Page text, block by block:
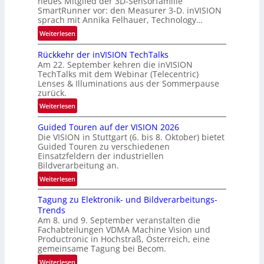
-
R
u
n
d
e
w
s
‘
SmartRunner vor: den Measurer 3-D. inVISION
sprach mit Annika Felhauer, Technology…
Weiterlesen:
U
n
b
e
g
r
e
z
t
e
M
ö
g
l
c
h
k
e
Rückkehr der inVISION TechTalks
Am 22. September kehren die inVISION
TechTalks mit dem Webinar (Telecentric)
Lenses & Illuminations aus der Sommerpause
zurück.
Weiterlesen:
R
ü
c
k
k
e
h
e
r
i
n
V
Guided Touren auf der VISION 2026
Die VISION in Stuttgart (6. bis 8. Oktober) bietet
Guided Touren zu verschiedenen
Einsatzfeldern der industriellen
Bildverarbeitung an.
Weiterlesen:
G
u
d
e
d
T
Tagung zu Elektronik- und Bildverarbeitungs-
Trends
Am 8. und 9. September veranstalten die
Fachabteilungen VDMA Machine Vision und
Productronic in Hochstraß, Österreich, eine
gemeinsame Tagung bei Becom.
Weiterlesen: